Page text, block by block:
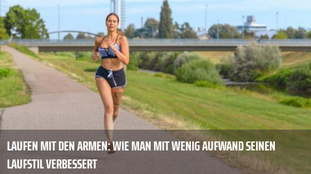
LAUFEN MIT DEN ARMEN: WIE MAN MIT WENIG AUFWAND SEINEN
LAUFSTIL VERBESSERT